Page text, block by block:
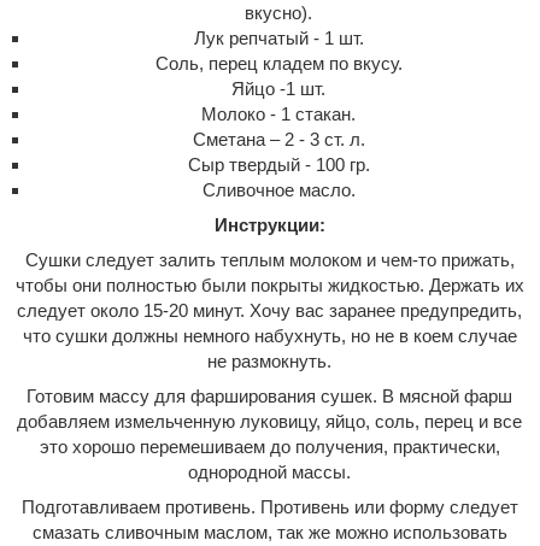
вкусно).
Лук репчатый - 1 шт.
Соль, перец кладем по вкусу.
Яйцо -1 шт.
Молоко - 1 стакан.
Сметана – 2 - 3 ст. л.
Сыр твердый - 100 гр.
Сливочное масло.
Инструкции:
Сушки следует залить теплым молоком и чем-то прижать,
чтобы они полностью были покрыты жидкостью. Держать их
следует около 15-20 минут. Хочу вас заранее предупредить,
что сушки должны немного набухнуть, но не в коем случае
не размокнуть.
Готовим массу для фарширования сушек. В мясной фарш
добавляем измельченную луковицу, яйцо, соль, перец и все
это хорошо перемешиваем до получения, практически,
однородной массы.
Подготавливаем противень. Противень или форму следует
смазать сливочным маслом, так же можно использовать